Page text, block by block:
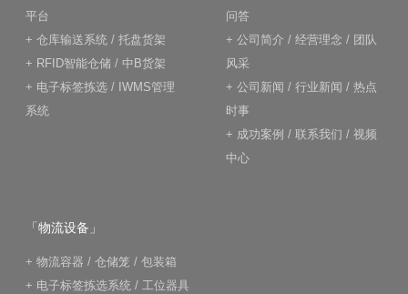
平台
+ 仓库输送系统 / 托盘货架
+ RFID智能仓储 / 中B货架
+ 电子标签拣选 / IWMS管理
系统
问答
+ 公司简介 / 经营理念 / 团队
风采
+ 公司新闻 / 行业新闻 / 热点
时事
+ 成功案例 / 联系我们 / 视频
中心
「物流设备」
+ 物流容器 / 仓储笼 / 包装箱
+ 电子标签拣选系统 / 工位器具